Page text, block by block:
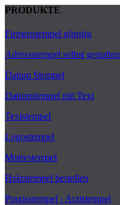
PRODUKTE
Firmenstempel günstig
Adressstempel selbst gestalten
Datum Stempel
Datumstempel mit Text
Textstempel
Logostempel
Motivstempel
Holzstempel bestellen
Praxisstempel - Arztstempel